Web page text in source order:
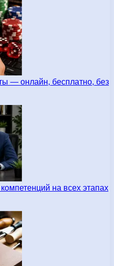
— онлайн, бесплатно, без
на всех этапах